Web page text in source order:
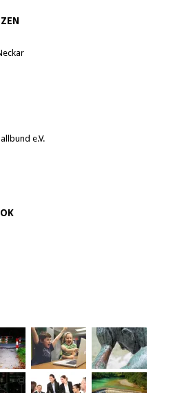
e.V.